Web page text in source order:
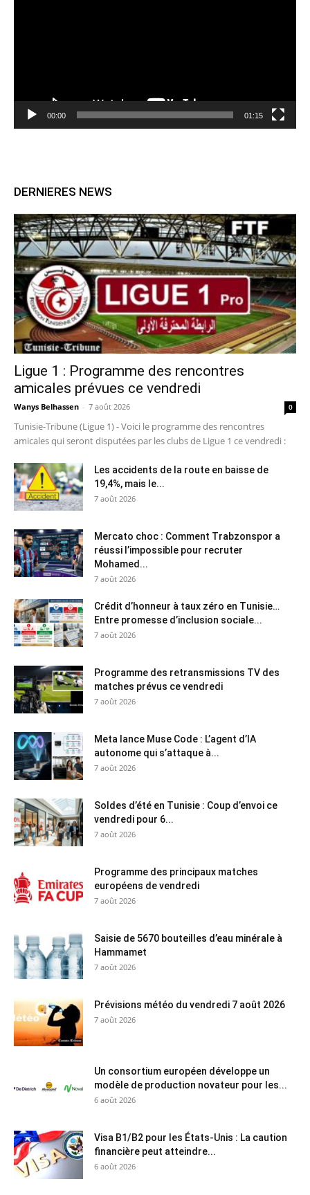
00:00 01:15
DERNIERES NEWS
Ligue 1 : Programme des rencontres
amicales prévues ce vendredi
Wanys Belhassen - 7 août 2026 0
Tunisie-Tribune (Ligue 1) - Voici le programme des rencontres
amicales qui seront disputées par les clubs de Ligue 1 ce vendredi :
Les accidents de la route en baisse de
19,4%, mais le...
7 août 2026
Mercato choc : Comment Trabzonspor a
réussi l’impossible pour recruter
Mohamed...
7 août 2026
Crédit d’honneur à taux zéro en Tunisie…
Entre promesse d’inclusion sociale...
7 août 2026
Programme des retransmissions TV des
matches prévus ce vendredi
7 août 2026
Meta lance Muse Code : L’agent d’IA
autonome qui s’attaque à...
7 août 2026
Soldes d’été en Tunisie : Coup d’envoi ce
vendredi pour 6...
7 août 2026
Programme des principaux matches
européens de vendredi
7 août 2026
Saisie de 5670 bouteilles d’eau minérale à
Hammamet
7 août 2026
Prévisions météo du vendredi 7 août 2026
7 août 2026
Un consortium européen développe un
modèle de production novateur pour les...
6 août 2026
Visa B1/B2 pour les États-Unis : La caution
financière peut atteindre...
6 août 2026